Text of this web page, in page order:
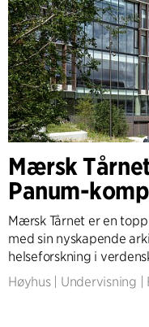
Mærsk
Panum-
Mærsk Tårnet er en
med sin nyskapende
helseforskning i
Høyhus| Undervisning